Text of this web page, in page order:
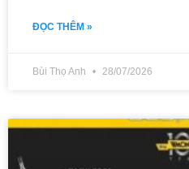
ĐỌC THÊM »
Bùi Thọ Anh 28/07/2026